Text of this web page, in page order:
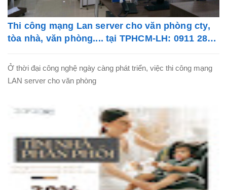
Thi công mạng Lan server cho văn phòng cty,
tòa nhà, văn phòng.... tại TPHCM-LH: 0911 28
Ở thời đại công nghệ ngày càng phát triển, việc thi công mạng
LAN server cho văn phòng